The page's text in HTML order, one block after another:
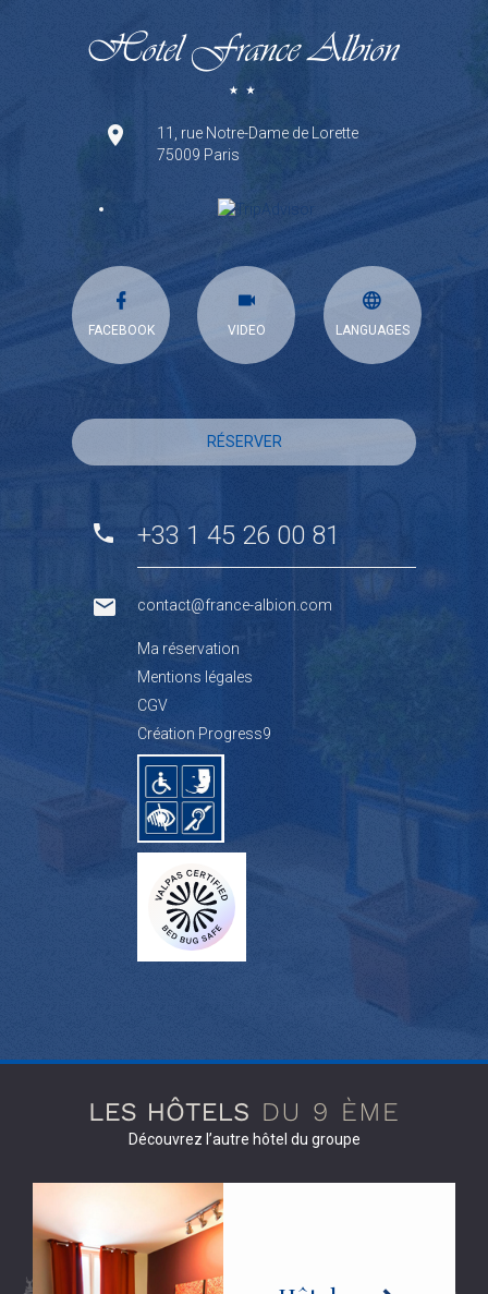
11, rue Notre-Dame de Lorette
75009 Paris
FACEBOOK VIDEO LANGUAGES
RÉSERVER
+33 1 45 26 00 81
contact@france-albion.com
Ma réservation
Mentions légales
CGV
Création Progress9
Découvrez l’autre hôtel du groupe